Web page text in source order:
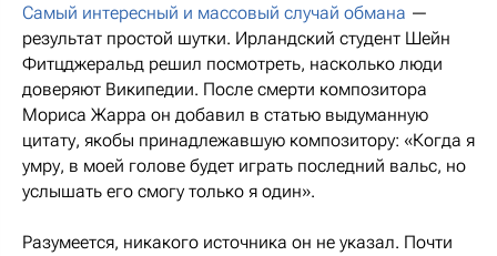
Самый интересный и массовый случай обмана —
результат простой шутки. Ирландский студент Шейн
Фитцджеральд решил посмотреть, насколько люди
доверяют Википедии. После смерти композитора
Мориса Жарра он добавил в статью выдуманную
цитату, якобы принадлежавшую композитору: «Когда я
умру, в моей голове будет играть последний вальс, но
услышать его смогу только я один».
Разумеется, никакого источника он не указал. Почти